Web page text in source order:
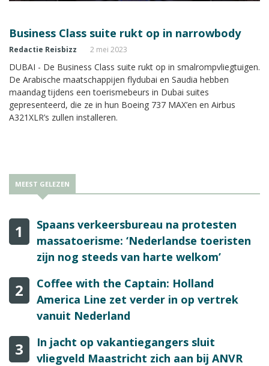
Business Class suite rukt op in narrowbody
Redactie Reisbizz 2 mei 2023
DUBAI - De Business Class suite rukt op in smalrompvliegtuigen.
De Arabische maatschappijen flydubai en Saudia hebben
maandag tijdens een toerismebeurs in Dubai suites
gepresenteerd, die ze in hun Boeing 737 MAX’en en Airbus
A321XLR’s zullen installeren.
MEEST GELEZEN
1
Spaans verkeersbureau na protesten
massatoerisme: ‘Nederlandse toeristen
zijn nog steeds van harte welkom’
2
Coffee with the Captain: Holland
America Line zet verder in op vertrek
vanuit Nederland
3
In jacht op vakantiegangers sluit
vliegveld Maastricht zich aan bij ANVR